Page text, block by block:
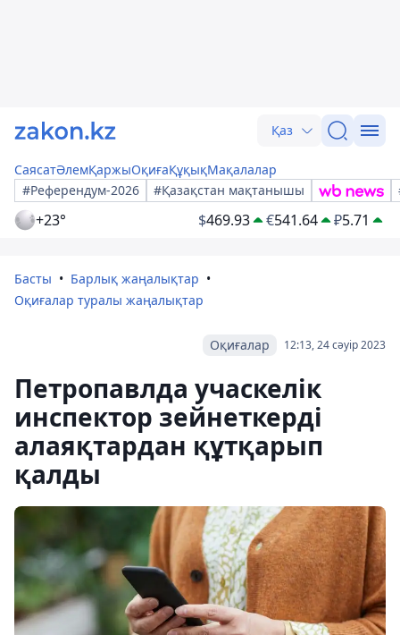
Қаз
СаясатӘлемҚаржыОқиғаҚұқықМақалалар
#Референдум-2026
#Қазақстан мақтанышы
+23° $469.93 €541.64 ₽5.71
Басты
Барлық жаңалықтар
Оқиғалар туралы жаңалықтар
12:13, 24 сәуір 2023
Оқиғалар
Петропавлда учаскелік
инспектор зейнеткерді
алаяқтардан құтқарып
қалды